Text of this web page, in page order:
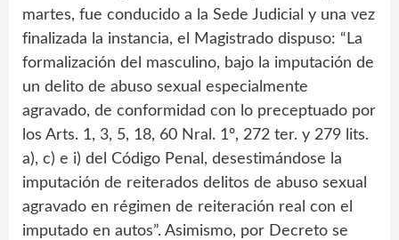
martes, fue conducido a la Sede Judicial y una vez
finalizada la instancia, el Magistrado dispuso: “La
formalización del masculino, bajo la imputación de
un delito de abuso sexual especialmente
agravado, de conformidad con lo preceptuado por
los Arts. 1, 3, 5, 18, 60 Nral. 1º, 272 ter. y 279 lits.
a), c) e i) del Código Penal, desestimándose la
imputación de reiterados delitos de abuso sexual
agravado en régimen de reiteración real con el
imputado en autos”. Asimismo, por Decreto se